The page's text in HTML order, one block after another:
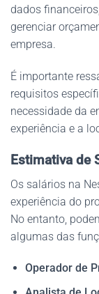
dados
gerenciar
empresa.
É importante
requisitos
necessidade da
experiência e a
Estimativa de
Os salários na
experiência do
No entanto,
algumas das
Operador de